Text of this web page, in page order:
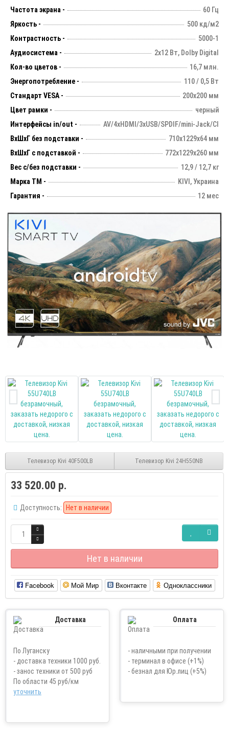
Частота экрана -
60 Гц
Яркость -
500 кд/м2
Контрастность -
5000-1
Аудиосистема -
2х12 Вт, Dolby Digital
Кол-во цветов -
16,7 млн.
Энергопотребление -
110 / 0,5 Вт
Стандарт VESA -
200х200 мм
Цвет рамки -
черный
Интерфейсы in/out -
AV/4xHDMI/3xUSB/SPDIF/mini-Jack/CI
ВхШхГ без подставки -
710х1229х64 мм
ВхШхГ с подставкой -
772x1229x260 мм
Вес с/без подставки -
12,9 / 12,7 кг
Марка ТМ -
KIVI, Украина
Гарантия -
12 мес
Телевизор Kivi 40F500LB Телевизор Kivi 24H550NB
33 520.00 р.
Доступность: Нет в наличии
Нет в наличии
Facebook Мой Мир Вконтакте Одноклассники
Доставка
По Луганску
- доставка техники 1000 руб.
- занос техники от 500 руб
По области 45 руб/км
уточнить
Оплата
- наличными при получении
- терминал в офисе (+1%)
- безнал для Юр.лиц (+5%)